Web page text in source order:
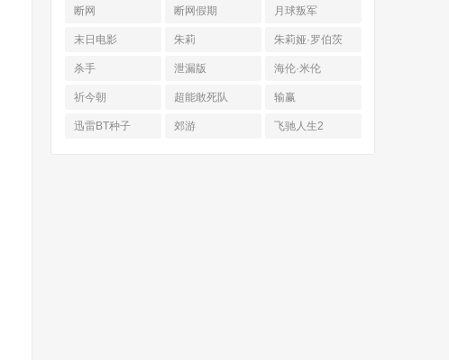
断网 断网假期 月球叛军
末日电影 朱莉 朱莉娅·罗伯茨
杀手 泄漏版 海伦·米伦
祈今朝 超能敢死队 输赢
迅雷BT种子 郊游 飞驰人生2